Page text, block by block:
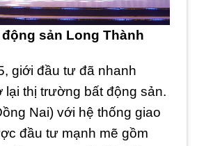
sản Long Thành
giới đầu tư đã nhanh
lại thị trường bất động sản.
Nai) với hệ thống giao
đầu tư mạnh mẽ gồm